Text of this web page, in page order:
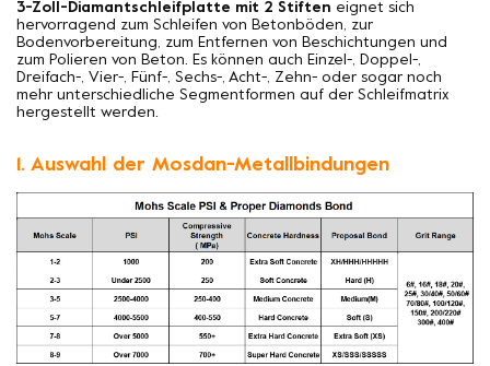
3-Zoll-Diamantschleifplatte mit 2 Stiften eignet sich
hervorragend zum Schleifen von Betonböden, zur
Bodenvorbereitung, zum Entfernen von Beschichtungen und
zum Polieren von Beton. Es können auch Einzel-, Doppel-,
Dreifach-, Vier-, Fünf-, Sechs-, Acht-, Zehn- oder sogar noch
mehr unterschiedliche Segmentformen auf der Schleifmatrix
hergestellt werden.
1. Auswahl der Mosdan-Metallbindungen